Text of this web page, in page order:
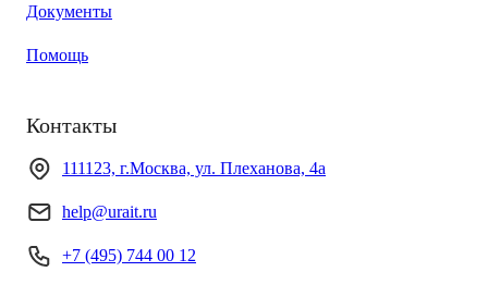
Документы
Помощь
Контакты
111123, г.Москва, ул. Плеханова, 4а
help@urait.ru
+7 (495) 744 00 12